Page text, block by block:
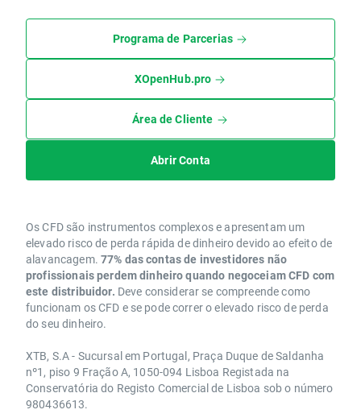
Programa de Parcerias
XOpenHub.pro
Área de Cliente
Abrir Conta
Os CFD são instrumentos complexos e apresentam um
elevado risco de perda rápida de dinheiro devido ao efeito de
alavancagem. 77% das contas de investidores não
profissionais perdem dinheiro quando negoceiam CFD com
este distribuidor. Deve considerar se compreende como
funcionam os CFD e se pode correr o elevado risco de perda
do seu dinheiro.
XTB, S.A - Sucursal em Portugal, Praça Duque de Saldanha
nº1, piso 9 Fração A, 1050-094 Lisboa Registada na
Conservatória do Registo Comercial de Lisboa sob o número
980436613.